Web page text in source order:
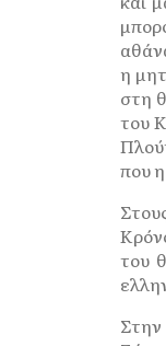
η
στη
του
που
του
Στην